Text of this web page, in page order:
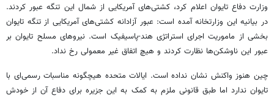
وزارت دفاع تایوان اعلام کرد، کشتی‌های آمریکایی از شمال این تنگه عبور کردند.
در بیانیه این وزارتخانه آمده است: عبور آزادانه کشتی‌های آمریکایی از تنگه تایوان
بخشی از ماموریت اجرای استراتژی هند-پاسیفیک است. نیروهای مسلح تایوان بر
عبور این ناوشکن‌ها نظارت کردند و هیچ اتفاق غیر معمولی رخ نداد.
چین هنوز واکنش نشان نداده است. ایالات متحده هیچگونه مناسبات رسمی‌ای با
تایوان ندارد اما طبق قانونی ملزم به کمک به این جزیره برای دفاع آن از خودش